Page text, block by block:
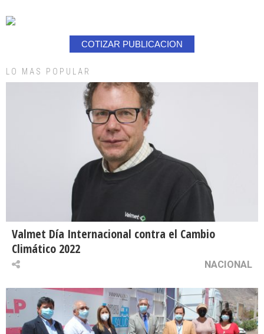
COTIZAR PUBLICACION
LO MAS POPULAR
Valmet Día Internacional contra el Cambio
Climático 2022
NACIONAL